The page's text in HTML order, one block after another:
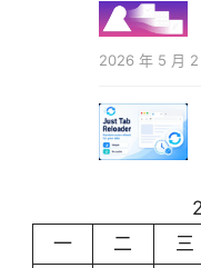
2026 年 5 月 2
一
二 三